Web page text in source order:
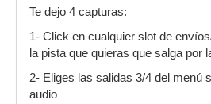
Te dejo 4 capturas:
1- Click en cualquier slot de
la pista que quieras que salga por
2- Eliges las salidas 3/4 del menú
audio